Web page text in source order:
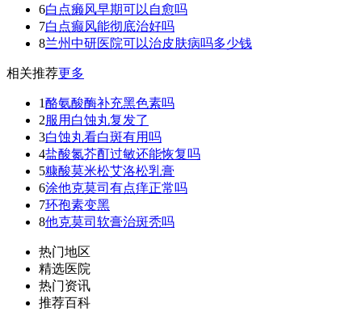
6白点癞风早期可以自愈吗
7白点癫风能彻底治好吗
8兰州中研医院可以治皮肤病吗多少钱
相关推荐更多
1酪氨酸酶补充黑色素吗
2服用白蚀丸复发了
3白蚀丸看白斑有用吗
4盐酸氮芥酊过敏还能恢复吗
5糠酸莫米松艾洛松乳膏
6涂他克莫司有点痒正常吗
7环孢素变黑
8他克莫司软膏治斑秃吗
热门地区
精选医院
热门资讯
推荐百科